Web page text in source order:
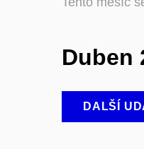
Duben
DALŠÍ